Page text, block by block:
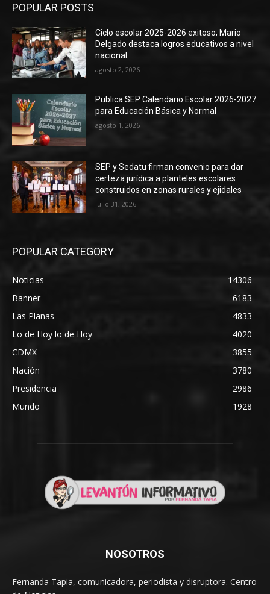
POPULAR POSTS
Ciclo escolar 2025-2026 exitoso; Mario
Delgado destaca logros educativos a nivel
nacional
agosto 2, 2026
Publica SEP Calendario Escolar 2026-2027
para Educación Básica y Normal
agosto 1, 2026
SEP y Sedatu firman convenio para dar
certeza jurídica a planteles escolares
construidos en zonas rurales y ejidales
julio 31, 2026
POPULAR CATEGORY
Noticias
14306
Banner
6183
Las Planas
4833
Lo de Hoy lo de Hoy
4020
CDMX
3855
Nación
3780
Presidencia
2986
Mundo
1928
NOSOTROS
Fernanda Tapia, comunicadora, periodista y disruptora. Centro